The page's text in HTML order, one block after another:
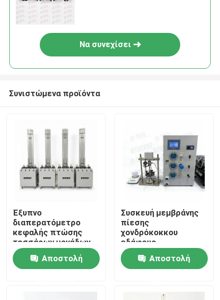
Να συνεχίσει
Συνιστώμενα προϊόντα
Έξυπνο
διαπερατόμετρο
κεφαλής πτώσης
τεσσάρων μονάδων
Αποστολή
Συσκευή μεμβράνης
πίεσης
χονδρόκοκκου
εδάφους
Αποστολή